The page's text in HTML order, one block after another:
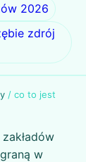
2026
zdrój
/ co to jest
w